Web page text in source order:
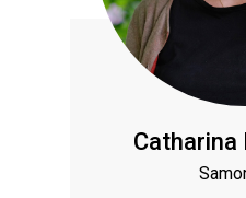
Catharina